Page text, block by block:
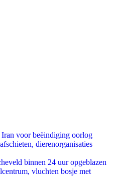
voor beëindiging oorlog
dierenorganisaties
binnen 24 uur opgeblazen
vluchten bosje met